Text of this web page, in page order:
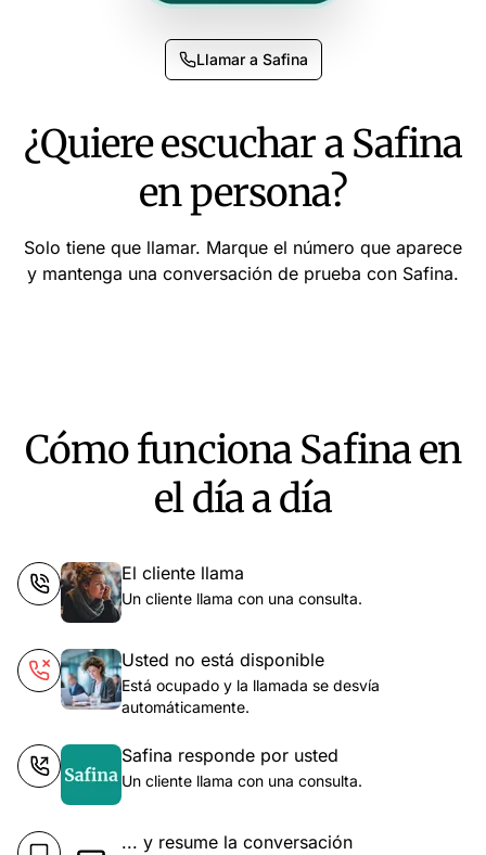
Llamar a Safina
¿Quiere escuchar a Safina
en persona?
Solo tiene que llamar. Marque el número que aparece
y mantenga una conversación de prueba con Safina.
Cómo funciona Safina en
el día a día
El cliente llama
Un cliente llama con una consulta.
Usted no está disponible
Está ocupado y la llamada se desvía
automáticamente.
Safina responde por usted
Un cliente llama con una consulta.
... y resume la conversación